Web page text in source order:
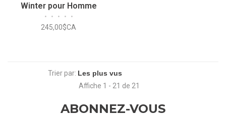
Winter pour Homme
• • • • •
245,00$CA
Trier par:
Affiche 1 - 21 de 21
ABONNEZ-VOUS